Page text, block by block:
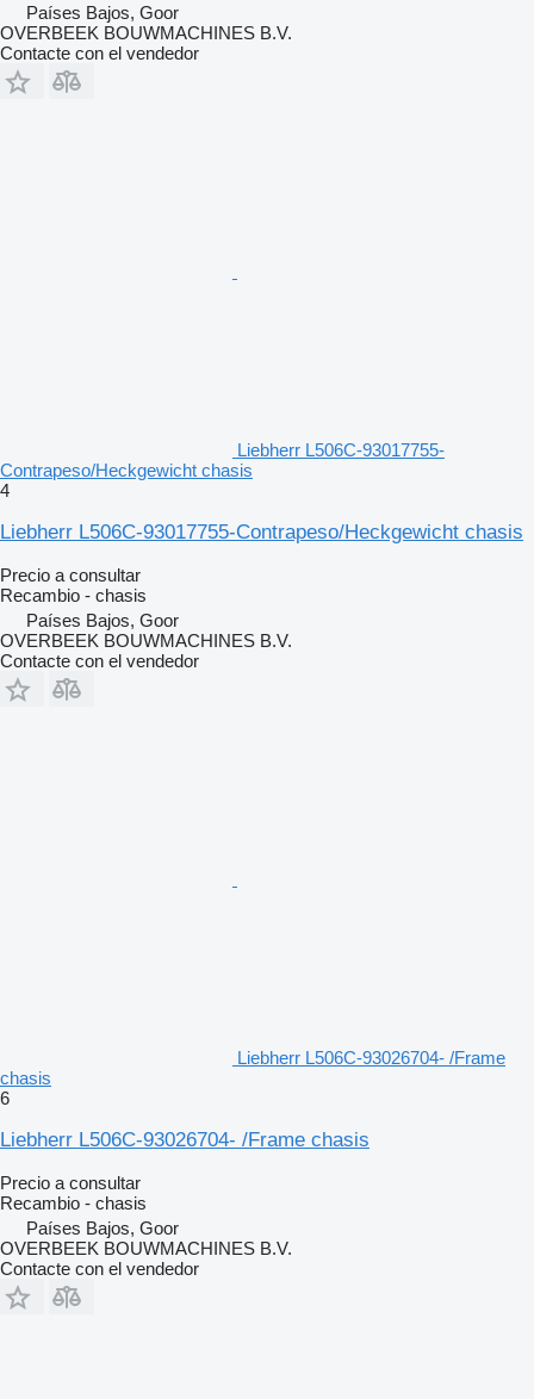
Países Bajos, Goor
OVERBEEK BOUWMACHINES B.V.
Contacte con el vendedor
Liebherr L506C-93017755-
Contrapeso/Heckgewicht chasis
4
Liebherr L506C-93017755-Contrapeso/Heckgewicht chasis
Precio a consultar
Recambio - chasis
Países Bajos, Goor
OVERBEEK BOUWMACHINES B.V.
Contacte con el vendedor
Liebherr L506C-93026704- /Frame
chasis
6
Liebherr L506C-93026704- /Frame chasis
Precio a consultar
Recambio - chasis
Países Bajos, Goor
OVERBEEK BOUWMACHINES B.V.
Contacte con el vendedor